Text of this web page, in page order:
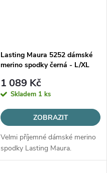
Lasting Maura 5252 dámské
merino spodky černá - L/XL
1 089 Kč
Skladem 1 ks
ZOBRAZIT
Velmi příjemné dámské merino
spodky Lasting Maura.